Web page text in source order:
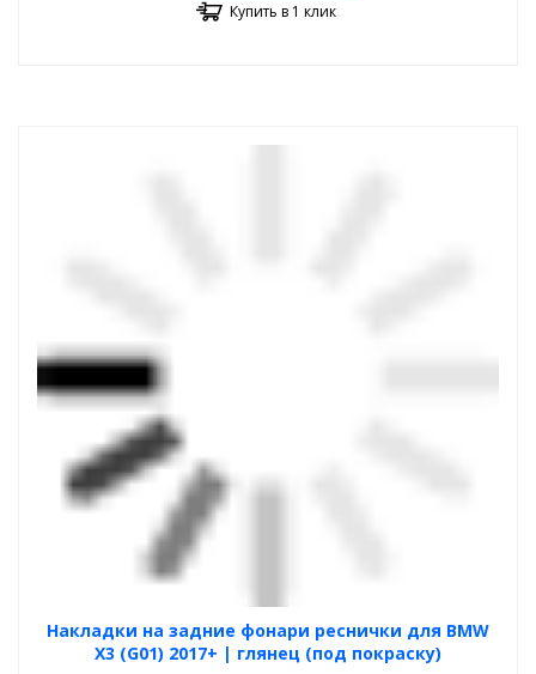
Купить в 1 клик
Накладки на задние фонари реснички для BMW
X3 (G01) 2017+ | глянец (под покраску)